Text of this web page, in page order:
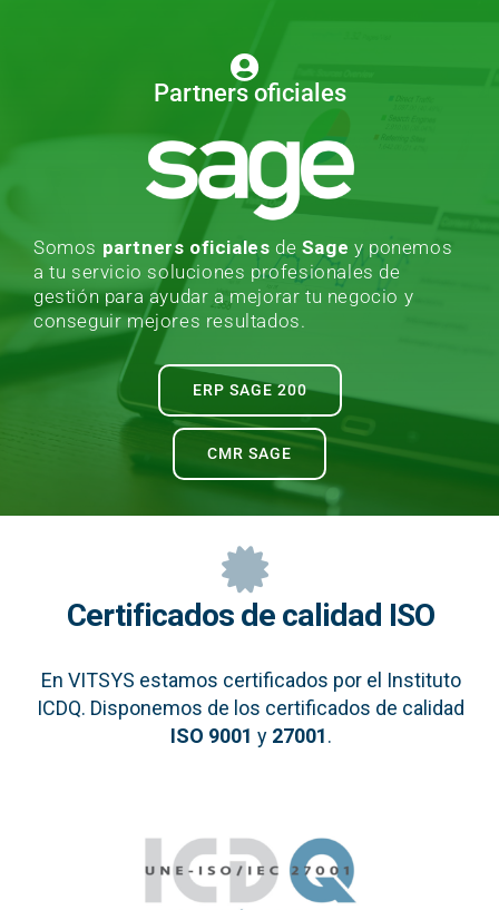
Partners oficiales
Somos partners oficiales de Sage y ponemos
a tu servicio soluciones profesionales de
gestión para ayudar a mejorar tu negocio y
conseguir mejores resultados.
ERP SAGE 200
CMR SAGE
Certificados de calidad ISO
En VITSYS estamos certificados por el Instituto
ICDQ. Disponemos de los certificados de calidad
ISO 9001 y 27001.